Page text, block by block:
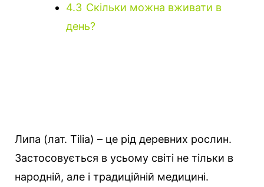
4.3 Скільки можна вживати в
день?
Липа (лат. Tilia) – це рід деревних рослин.
Застосовується в усьому світі не тільки в
народній, але і традиційній медицині.